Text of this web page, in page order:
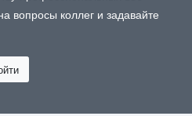
вопросы коллег и задавайте